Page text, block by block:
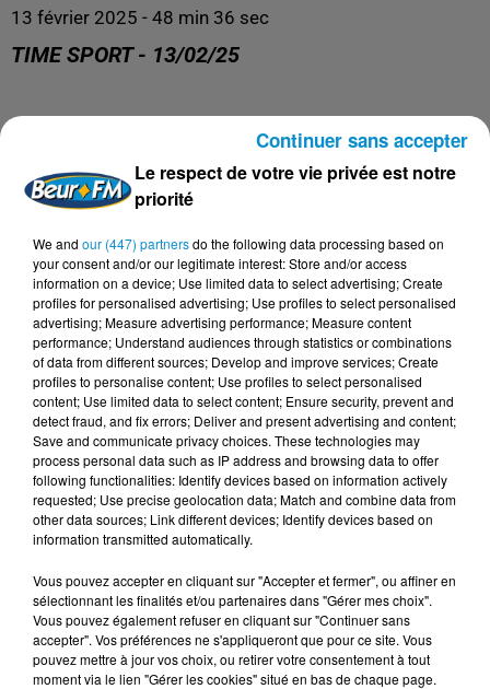
13 février 2025 - 48 min 36 sec
TIME SPORT - 13/02/25
Time Sports
DERNIERS PODCASTS
24 juillet 2026
Les Zinformés - 24/07/26
23 juillet 2026
Les Zinformés - 23/07/26
Le respect de votre vie privée est notre
priorité
We and our (447) partnersdo the following data processing based on
your consent and/or our legitimate interest: Store and/or access
information on a device; Use limited data to select advertising; Create
profiles for personalised advertising; Use profiles to select personalised
advertising; Measure advertising performance; Measure content
performance; Understand audiences through statistics or combinations
of data from different sources; Develop and improve services; Create
profiles to personalise content; Use profiles to select personalised
content; Use limited data to select content; Ensure security, prevent and
detect fraud, and fix errors; Deliver and present advertising and content;
Save and communicate privacy choices. These technologies may
process personal data such as IP address and browsing data to offer
following functionalities: Identify devices based on information actively
requested; Use precise geolocation data; Match and combine data from
other data sources; Link different devices; Identify devices based on
information transmitted automatically.
Vous pouvez accepter en cliquant sur "Accepter et fermer", ou affiner en
sélectionnant les finalités et/ou partenaires dans "Gérer mes choix".
Vous pouvez également refuser en cliquant sur "Continuer sans
accepter". Vos préférences ne s'appliqueront que pour ce site. Vous
pouvez mettre à jour vos choix, ou retirer votre consentement à tout
moment via le lien "Gérer les cookies" situé en bas de chaque page.
Continuer sans accepter